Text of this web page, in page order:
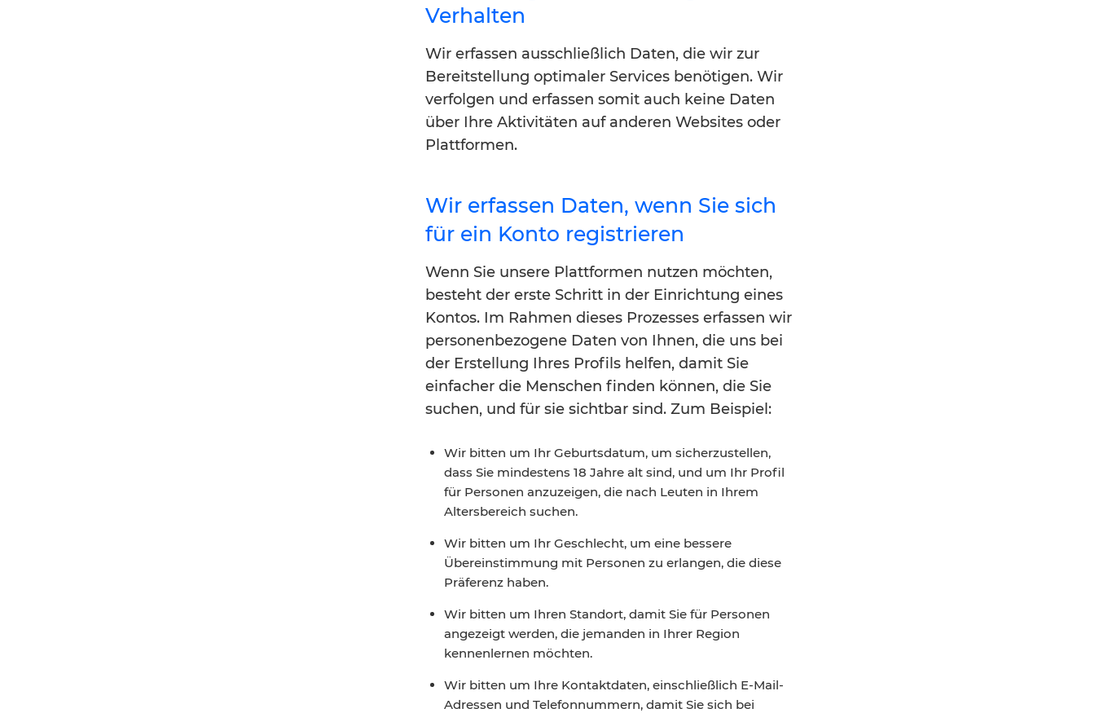
Verhalten
Wir erfassen ausschließlich Daten, die wir zur
Bereitstellung optimaler Services benötigen. Wir
verfolgen und erfassen somit auch keine Daten
über Ihre Aktivitäten auf anderen Websites oder
Plattformen.
Wir erfassen Daten, wenn Sie sich
für ein Konto registrieren
Wenn Sie unsere Plattformen nutzen möchten,
besteht der erste Schritt in der Einrichtung eines
Kontos. Im Rahmen dieses Prozesses erfassen wir
personenbezogene Daten von Ihnen, die uns bei
der Erstellung Ihres Profils helfen, damit Sie
einfacher die Menschen finden können, die Sie
suchen, und für sie sichtbar sind. Zum Beispiel:
Wir bitten um Ihr Geburtsdatum, um sicherzustellen,
dass Sie mindestens 18 Jahre alt sind, und um Ihr Profil
für Personen anzuzeigen, die nach Leuten in Ihrem
Altersbereich suchen.
Wir bitten um Ihr Geschlecht, um eine bessere
Übereinstimmung mit Personen zu erlangen, die diese
Präferenz haben.
Wir bitten um Ihren Standort, damit Sie für Personen
angezeigt werden, die jemanden in Ihrer Region
kennenlernen möchten.
Wir bitten um Ihre Kontaktdaten, einschließlich E-Mail-
Adressen und Telefonnummern, damit Sie sich bei